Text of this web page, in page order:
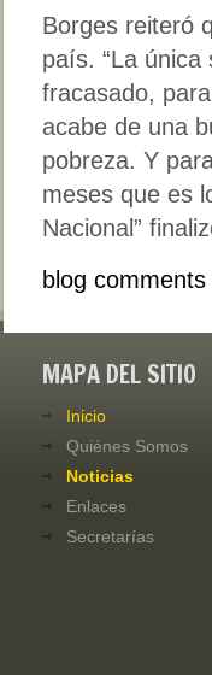
Borges reiteró
país. “La
fracasado,
acabe de una
pobreza. Y
meses que es
Nacional”
blog
MAPA DEL SITIO
Inicio
Quiénes Somos
Noticias
Enlaces
Secretarías